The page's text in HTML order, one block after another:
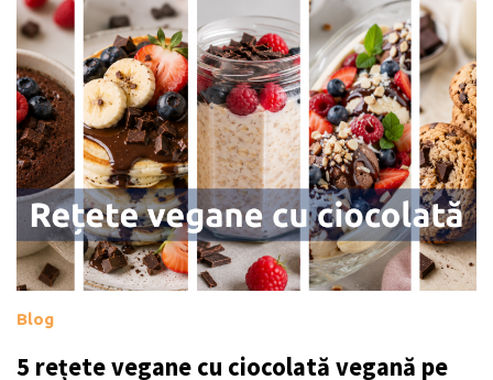
Blog
5 rețete vegane cu ciocolată vegană pe